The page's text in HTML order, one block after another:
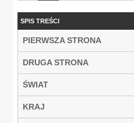
SPIS TREŚCI
PIERWSZA STRONA
DRUGA STRONA
ŚWIAT
KRAJ